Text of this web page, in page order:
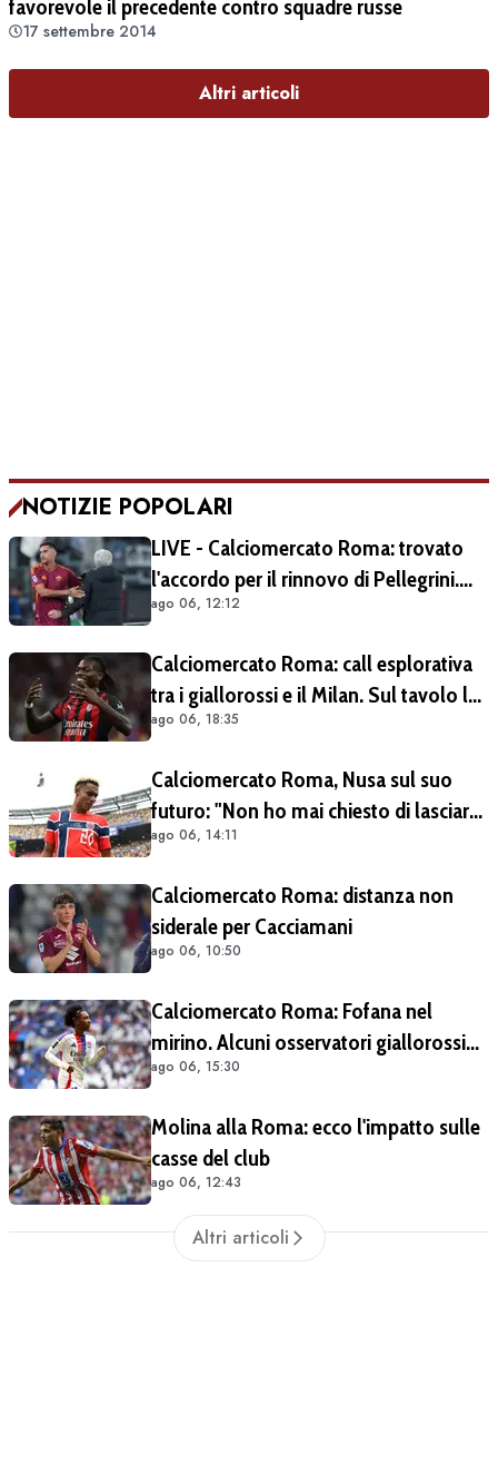
favorevole il precedente contro squadre russe
17 settembre 2014
Altri articoli
NOTIZIE POPOLARI
LIVE - Calciomercato Roma: trovato
l'accordo per il rinnovo di Pellegrini.
Prolungamento di un solo anno
ago 06, 12:12
Calciomercato Roma: call esplorativa
tra i giallorossi e il Milan. Sul tavolo le
situazioni di Leao e Soulé
ago 06, 18:35
Calciomercato Roma, Nusa sul suo
futuro: "Non ho mai chiesto di lasciare
il Lipsia". Giallorossi ancora al lavoro
ago 06, 14:11
Calciomercato Roma: distanza non
siderale per Cacciamani
ago 06, 10:50
Calciomercato Roma: Fofana nel
mirino. Alcuni osservatori giallorossi
presenti nel match di Champions con il
ago 06, 15:30
Molina alla Roma: ecco l'impatto sulle
casse del club
ago 06, 12:43
Altri articoli